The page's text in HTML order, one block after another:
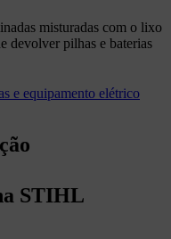
misturadas com o lixo
devolver pilhas e baterias
e equipamento elétrico
STIHL